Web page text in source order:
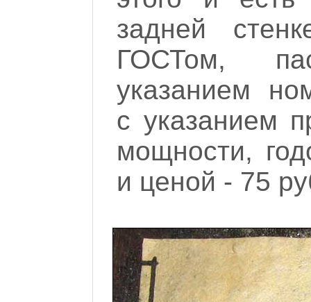
задней
ГОСТом,
указанием
с указанием
мощности,
и ценой - 75